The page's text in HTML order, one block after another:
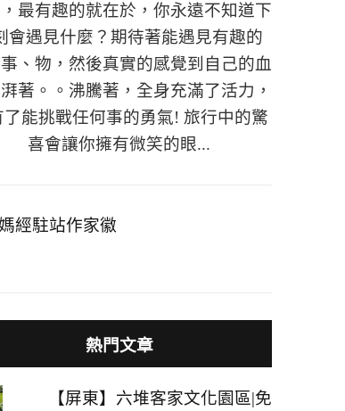
最有趣的就在於，你永遠不知道下
會遇見什麼？期待著能遇見有趣的
、物，然後真實的感覺到自己的血
著。。沸騰著，全身充滿了活力，
了能挑戰任何事的勇氣! 旅行中的驚
喜會讓你擁有微笑的眼...
熱門文章
【屏東】六堆客家文化園區|免